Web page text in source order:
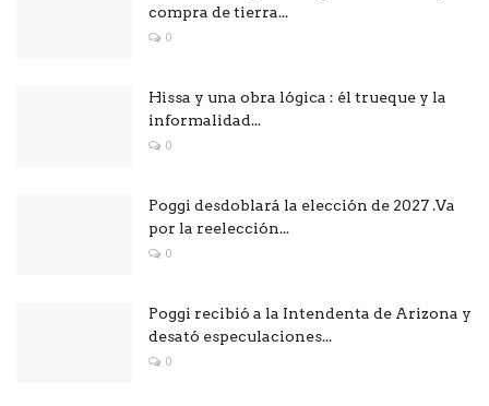
compra de tierra...
0
Hissa y una obra lógica : él trueque y la
informalidad...
0
Poggi desdoblará la elección de 2027 .Va
por la reelección...
0
Poggi recibió a la Intendenta de Arizona y
desató especulaciones...
0